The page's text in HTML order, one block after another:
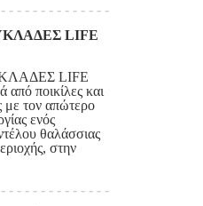
LIFE
LIFE
από ποικίλες και
με τον απώτερο
ενός
θαλάσσιας
στην